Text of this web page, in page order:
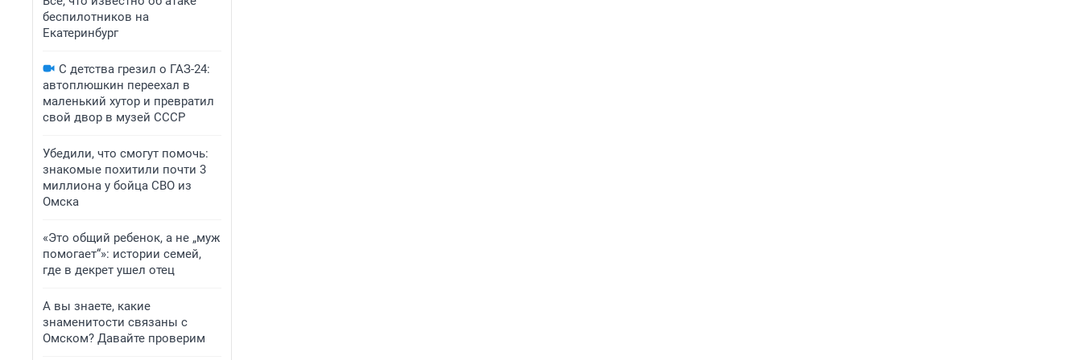
беспилотников на
Екатеринбург
С детства грезил о ГАЗ-24:
автоплюшкин переехал в
маленький хутор и превратил
свой двор в музей СССР
Убедили, что смогут помочь:
знакомые похитили почти 3
миллиона у бойца СВО из
Омска
«Это общий ребенок, а не „муж
помогает“»: истории семей,
где в декрет ушел отец
А вы знаете, какие
знаменитости связаны с
Омском? Давайте проверим